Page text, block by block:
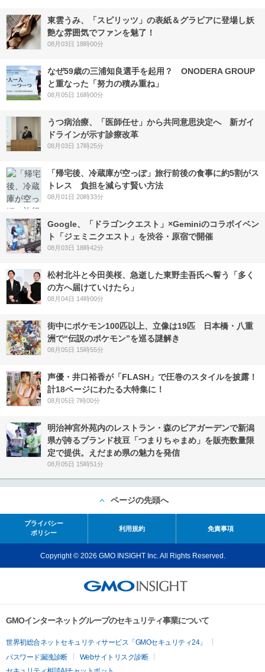
東雲うみ、「スピリッツ」の表紙＆グラビアに登場し妖
艶な雰囲気でファンを魅了！
08月03日 18時00分
なぜ59歳の三浦知良選手を起用？ ONODERA GROUP
と重なった「努力の積み重ね」
08月05日 16時00分
うつ病治療、「医師任せ」から共同意思決定へ 新ガイ
ドラインが示す診療改革
08月03日 17時25分
「帰宅後、冷蔵庫が空っぽ」旅行前後の食事に約5割がス
トレス 負担を減らす賢い方法
08月01日 20時33分
Google、「ドラゴンクエスト」×Geminiのコラボイベン
ト「ジェミニクエスト」を渋谷・原宿で開催
08月03日 18時42分
松村北斗と今田美桜、急逝した東野圭吾氏へ誓う「多く
の方へ届けていけたら」
08月04日 14時00分
街中にポケモン100匹以上、立像は19匹 日本橋・八重
洲で“伝説のポケモン”を巡る謎解き
08月05日 15時55分
声優・井口裕香が「FLASH」で圧巻のスタイルを披露！
計18ページにわたる大特集に！
08月05日 7時00分
明治神宮外苑内のレストラン・森のビアガーデンで新潟
県が誇るブランド枝豆「つまりちゃまめ」を販売数量限
定で提供。えだまめ県の魅力を発信
08月05日 15時51分
ページの先頭へ
プライバシー
ポリシー
利用規約 免責事項
Copyright © 2026 GMO INSIGHT Inc. All Rights Reserved.
GMOインターネットグループのセキュリティ事業について
世界初総合ネットセキュリティサービス「GMOセキュリティ24」
パスワード漏洩診断
Webサイトリスク診断